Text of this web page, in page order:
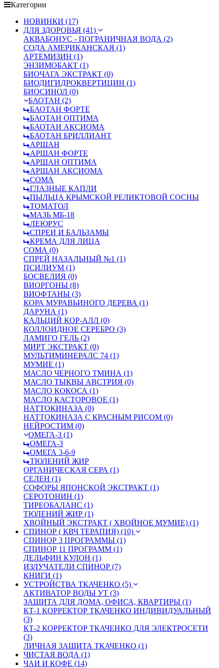
Категории
НОВИНКИ (17)
ДЛЯ ЗДОРОВЬЯ (41)
АКВАБОНУС - ПОГРАНИЧНАЯ ВОДА (2)
СОДА АМЕРИКАНСКАЯ (1)
АРТЕМИЗИН (1)
ЭНЗИМОБАКТ (1)
БИОЧАГА ЭКСТРАКТ (0)
БИОДИГИДРОКВЕРТИЦИН (1)
БИОСИНОЛ (0)
БАОТАН (2)
БАОТАН ФОРТЕ
БАОТАН ОПТИМА
БАОТАН АКСИОМА
БАОТАН БРИЛЛИАНТ
АРШАН
АРШАН ФОРТЕ
АРШАН ОПТИМА
АРШАН АКСИОМА
СОМА
ГЛАЗНЫЕ КАПЛИ
ПЫЛЬЦА КРЫМСКОЙ РЕЛИКТОВОЙ СОСНЫ
ТОМАТОЛ
МАЗЬ МБ-18
ЛЕЮРУС
СПРЕИ И БАЛЬЗАМЫ
КРЕМА ДЛЯ ЛИЦА
СОМА (0)
СПРЕЙ НАЗАЛЬНЫЙ №1 (1)
ПСИЛИУМ (1)
БОСВЕЛИЯ (0)
ВИОРГОНЫ (8)
ВИОФТАНЫ (3)
КОРА МУРАВЬИНОГО ДЕРЕВА (1)
ДАРУНА (1)
КАЛЬЦИЙ КОР-АЛЛ (0)
КОЛЛОИДНОЕ СЕРЕБРО (3)
ЛАМИГО ГЕЛЬ (2)
МИРТ ЭКСТРАКТ (0)
МУЛЬТИМИНЕРАЛС 74 (1)
МУМИЕ (1)
МАСЛО ЧЕРНОГО ТМИНА (1)
МАСЛО ТЫКВЫ АВСТРИЯ (0)
МАСЛО КОКОСА (1)
МАСЛО КАСТОРОВОЕ (1)
НАТТОКИНАЗА (0)
НАТТОКИНАЗА С КРАСНЫМ РИСОМ (0)
НЕЙРОСТИМ (0)
ОМЕГА-3 (1)
ОМЕГА-3
ОМЕГА 3-6-9
ТЮЛЕНИЙ ЖИР
ОРГАНИЧЕСКАЯ СЕРА (1)
СЕЛЕН (1)
СОФОРЫ ЯПОНСКОЙ ЭКСТРАКТ (1)
СЕРОТОНИН (1)
ТИРЕОБАЛАНС (1)
ТЮЛЕНИЙ ЖИР (1)
ХВОЙНЫЙ ЭКСТРАКТ ( ХВОЙНОЕ МУМИЕ) (1)
СПИНОР ( КВЧ ТЕРАПИЯ) (10)
СПИНОР 3 ПРОГРАММЫ (1)
СПИНОР 11 ПРОГРАММ (1)
ДЕЛЬФИН КУЛОН (1)
ИЗЛУЧАТЕЛИ СПИНОР (7)
КНИГИ (1)
УСТРОЙСТВА ТКАЧЕНКО (5)
АКТИВАТОР ВОДЫ УТ (3)
ЗАЩИТА ДЛЯ ДОМА, ОФИСА, КВАРТИРЫ (1)
КТ-1 КОРРЕКТОР ТКАЧЕНКО ИНДИВИДУАЛЬНЫЙ
(3)
КТ-2 КОРРЕКТОР ТКАЧЕНКО ДЛЯ ЭЛЕКТРОСЕТИ
(3)
ЛИЧНАЯ ЗАЩИТА ТКАЧЕНКО (1)
ЧИСТАЯ ВОДА (1)
ЧАИ И КОФЕ (14)